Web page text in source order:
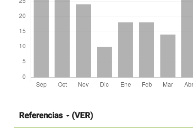
artículo
Referencias (VER)